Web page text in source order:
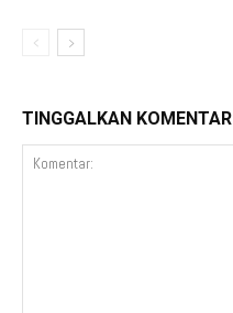
TINGGALKAN KOMENTAR